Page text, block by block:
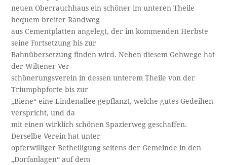
neuen Oberrauchhaus ein schöner im unteren Theile
bequem breiter Randweg
aus Cementplatten angelegt, der im kommenden Herbste
seine Fortsetzung bis zur
Bahnübersetzung finden wird. Neben diesem Gehwege hat
der Wiltener Ver- ­
schönerungsverein in dessen unterem Theile von der
Triumphpforte bis zur
„Biene“ eine Lindenallee gepflanzt, welche gutes Gedeihen
verspricht, und da ­
mit einen wirklich schönen Spazierweg geschaffen.
Derselbe Verein hat unter
opferwilliger Betheiligung seitens der Gemeinde in den
„Dorfanlagen“ auf dem